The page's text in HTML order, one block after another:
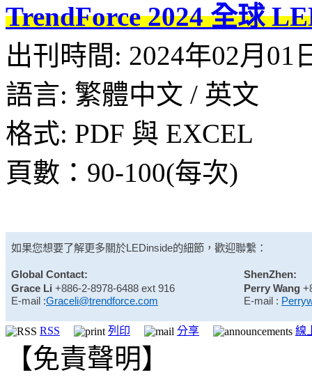
TrendForce 2024 全球
出刊時間: 2024年02月01
語言: 繁體中文 / 英文
格式: PDF 與 EXCEL
頁數：90-100(每次)
如果您想要了解更多關於LEDinside的細節，歡迎聯繫：
Global Contact:
ShenZhen:
Grace Li +886-2-8978-6488 ext 916
E-mail :Graceli@trendforce.com
Perry Wang
E-mail :
RSS 列印 分享 線
【免責聲明】